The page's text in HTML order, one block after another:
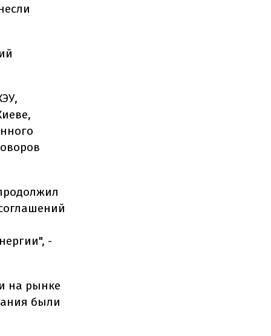
-
на рынке
были